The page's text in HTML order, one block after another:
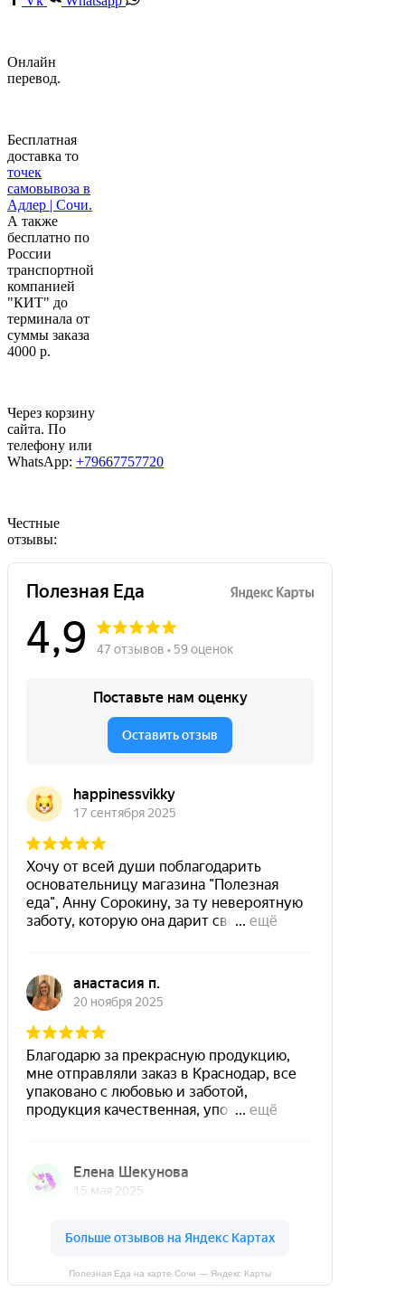
Онлайн
перевод.
Бесплатная
доставка то
точек
самовывоза в
Адлер | Сочи.
А также
бесплатно по
России
транспортной
компанией
"КИТ" до
терминала от
суммы заказа
4000 р.
Через корзину
сайта. По
телефону или
WhatsApp: +79667757720
Честные
отзывы:
Полезная Еда на карте Сочи — Яндекс Карты